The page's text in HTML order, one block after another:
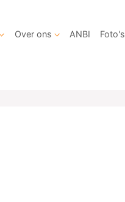
Over ons ANBI Foto's